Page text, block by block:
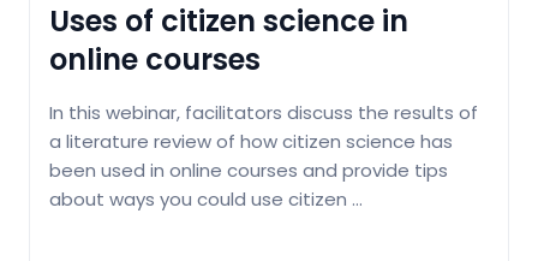
Uses of citizen science in
online courses
In this webinar, facilitators discuss the results of
a literature review of how citizen science has
been used in online courses and provide tips
about ways you could use citizen …